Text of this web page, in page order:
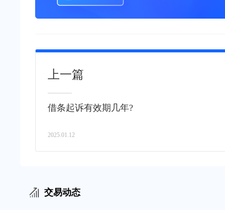
上一篇
借条起诉有效期几年?
2025.01.12
交易动态